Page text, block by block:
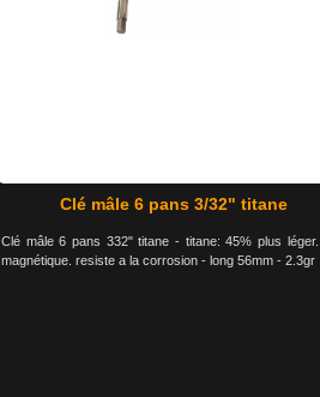
Clé mâle 6 pans 3/32" titane
Clé mâle 6 pans 332" titane - titane: 45% plus
magnétique. resiste a la corrosion - long 56mm - 2.3gr